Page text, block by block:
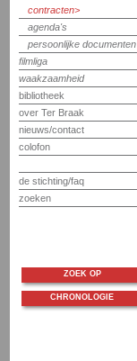
contracten
agenda's
persoonlijke documenten
filmliga
waakzaamheid
bibliotheek
over Ter Braak
nieuws/contact
colofon
de stichting/faq
zoeken
ZOEK OP
CHRONOLOGIE